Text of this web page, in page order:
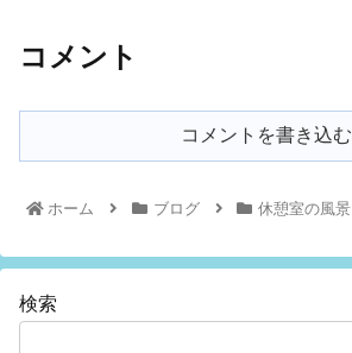
コメント
コメントを書き込む
ホーム ブログ 休憩室の風景
検索